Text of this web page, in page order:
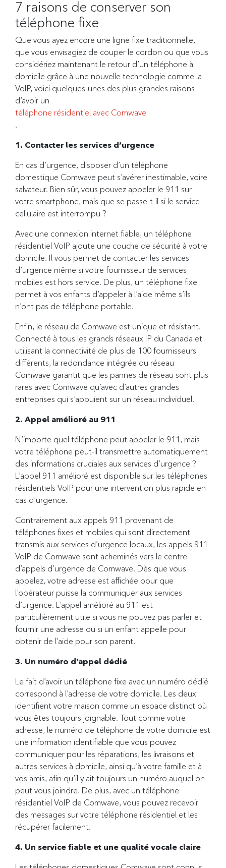
7 raisons de conserver son
téléphone fixe
Que vous ayez encore une ligne fixe traditionnelle,
que vous envisagiez de couper le cordon ou que vous
considériez maintenant le retour d’un téléphone à
domicile grâce à une nouvelle technologie comme la
VoIP, voici quelques-unes des plus grandes raisons
d’avoir un
téléphone résidentiel avec Comwave
.
1. Contacter les services d’urgence
En cas d’urgence, disposer d’un téléphone
domestique Comwave peut s’avérer inestimable, voire
salvateur. Bien sûr, vous pouvez appeler le 911 sur
votre smartphone, mais que se passe-t-il si le service
cellulaire est interrompu ?
Avec une connexion internet fiable, un téléphone
résidentiel VoIP ajoute une couche de sécurité à votre
domicile. Il vous permet de contacter les services
d’urgence même si votre fournisseur de services
mobiles est hors service. De plus, un téléphone fixe
permet à vos enfants d’appeler à l’aide même s’ils
n’ont pas de téléphone portable.
Enfin, le réseau de Comwave est unique et résistant.
Connecté à tous les grands réseaux IP du Canada et
utilisant la connectivité de plus de 100 fournisseurs
différents, la redondance intégrée du réseau
Comwave garantit que les pannes de réseau sont plus
rares avec Comwave qu’avec d’autres grandes
entreprises qui s’appuient sur un réseau individuel.
2. Appel amélioré au 911
N’importe quel téléphone peut appeler le 911, mais
votre téléphone peut-il transmettre automatiquement
des informations cruciales aux services d’urgence ?
L’appel 911 amélioré est disponible sur les téléphones
résidentiels VoIP pour une intervention plus rapide en
cas d’urgence.
Contrairement aux appels 911 provenant de
téléphones fixes et mobiles qui sont directement
transmis aux services d’urgence locaux, les appels 911
VoIP de Comwave sont acheminés vers le centre
d’appels d’urgence de Comwave. Dès que vous
appelez, votre adresse est affichée pour que
l’opérateur puisse la communiquer aux services
d’urgence. L’appel amélioré au 911 est
particulièrement utile si vous ne pouvez pas parler et
fournir une adresse ou si un enfant appelle pour
obtenir de l’aide pour son parent.
3. Un numéro d’appel dédié
Le fait d’avoir un téléphone fixe avec un numéro dédié
correspond à l’adresse de votre domicile. Les deux
identifient votre maison comme un espace distinct où
vous êtes toujours joignable. Tout comme votre
adresse, le numéro de téléphone de votre domicile est
une information identifiable que vous pouvez
communiquer pour les réparations, les livraisons et
autres services à domicile, ainsi qu’à votre famille et à
vos amis, afin qu’il y ait toujours un numéro auquel on
peut vous joindre. De plus, avec un téléphone
résidentiel VoIP de Comwave, vous pouvez recevoir
des messages sur votre téléphone résidentiel et les
récupérer facilement.
4. Un service fiable et une qualité vocale claire